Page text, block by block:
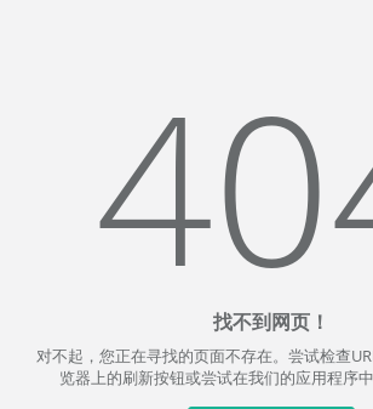
找不到网页！
对不起，您正在寻找的页面不存在。尝试检查
览器上的刷新按钮或尝试在我们的应用程序中